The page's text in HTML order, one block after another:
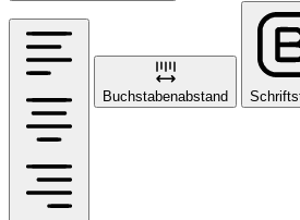
Buchstabenabstand